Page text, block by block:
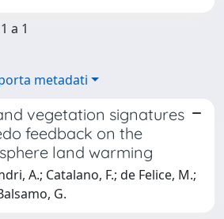
a 1
metadati
vegetation signatures
feedback on the
land warming
A.; Catalano, F.; de Felice, M.;
G.